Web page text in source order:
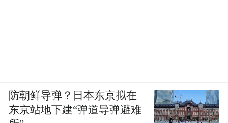
防朝鲜导弹？日本东京拟在
东京站地下建“弹道导弹避难